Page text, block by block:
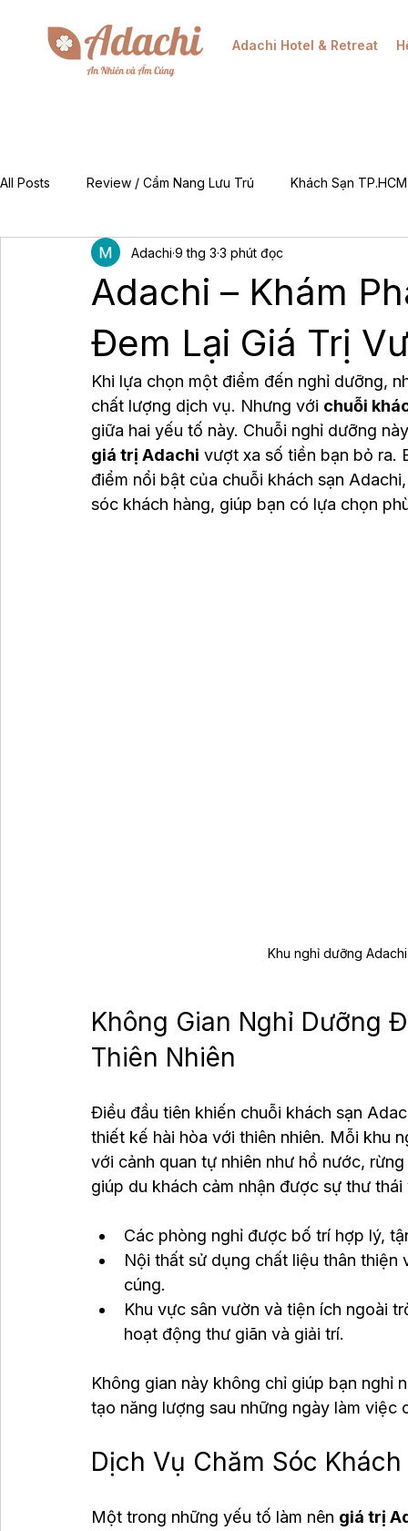
Adachi Hotel & Retreat
All Posts Review / Cẩm Nang Lưu Trú Khách Sạn TP.HCM
Mẹo & Kinh Nghiệm Tin Tức Khuyến Mãi / Đặt Phòng
For Foreigners (EN) Về Chúng Tôi (About Adachi)
Adachi – Khám
Đem Lại Giá Trị
Adachi 9 thg 3 3 phút đọc
Khi lựa chọn một điểm đến nghỉ dưỡng,
chất lượng dịch vụ. Nhưng với chuỗi
giữa hai yếu tố này. Chuỗi nghỉ dưỡng
giá trị Adachi vượt xa số tiền bạn bỏ ra.
điểm nổi bật của chuỗi khách sạn
sóc khách hàng, giúp bạn có lựa chọn
Khu nghỉ dưỡng
Không Gian Nghỉ Dưỡng
Thiên Nhiên
Điều đầu tiên khiến chuỗi khách sạn
thiết kế hài hòa với thiên nhiên. Mỗi khu
với cảnh quan tự nhiên như hồ nước,
giúp du khách cảm nhận được sự thư
Các phòng nghỉ được bố trí hợp lý,
Nội thất sử dụng chất liệu thân
cúng.
Khu vực sân vườn và tiện ích ngoài
hoạt động thư giãn và giải trí.
Không gian này không chỉ giúp bạn nghỉ
tạo năng lượng sau những ngày làm việc
Dịch Vụ Chăm Sóc
Một trong những yếu tố làm nên giá trị